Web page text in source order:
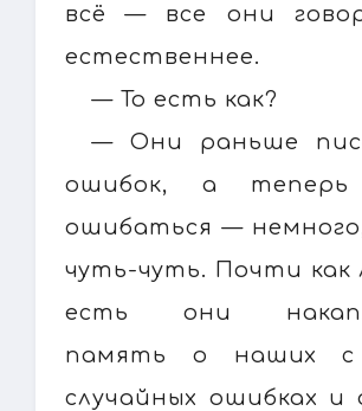
всё — все они
естественнее.
— То есть как?
— Они раньше
ошибок, а теперь
ошибаться —
чуть-чуть. Почти как
есть они
память о наших с
случайных ошибках и